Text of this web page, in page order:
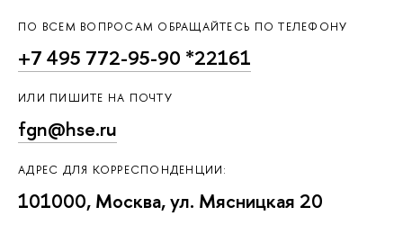
ПО ВСЕМ ВОПРОСАМ ОБРАЩАЙТЕСЬ ПО ТЕЛЕФОНУ
+7 495 772-95-90 *22161
ИЛИ ПИШИТЕ НА ПОЧТУ
fgn@hse.ru
АДРЕС ДЛЯ КОРРЕСПОНДЕНЦИИ:
101000, Москва, ул. Мясницкая 20